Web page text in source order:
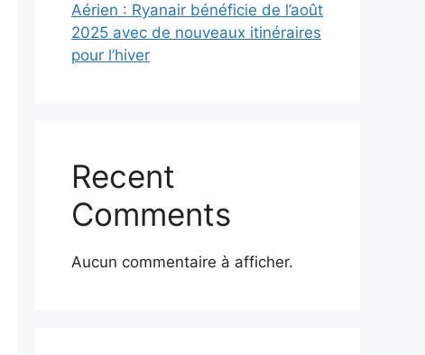
Aérien : Ryanair bénéficie de l’août
2025 avec de nouveaux itinéraires
pour l’hiver
Recent
Comments
Aucun commentaire à afficher.